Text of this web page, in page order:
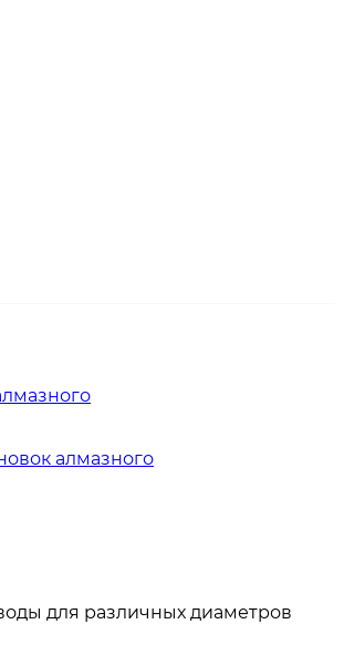
алмазного
для различных диаметров